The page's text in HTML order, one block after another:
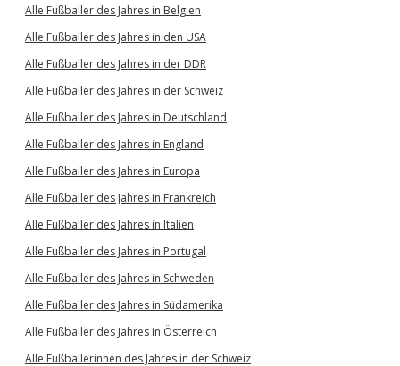
Alle Fußballer des Jahres in Belgien
Alle Fußballer des Jahres in den USA
Alle Fußballer des Jahres in der DDR
Alle Fußballer des Jahres in der Schweiz
Alle Fußballer des Jahres in Deutschland
Alle Fußballer des Jahres in England
Alle Fußballer des Jahres in Europa
Alle Fußballer des Jahres in Frankreich
Alle Fußballer des Jahres in Italien
Alle Fußballer des Jahres in Portugal
Alle Fußballer des Jahres in Schweden
Alle Fußballer des Jahres in Südamerika
Alle Fußballer des Jahres in Österreich
Alle Fußballerinnen des Jahres in der Schweiz